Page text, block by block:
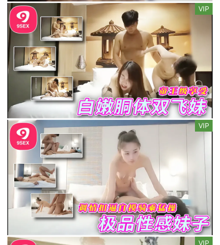
VIP
VIP
VIP